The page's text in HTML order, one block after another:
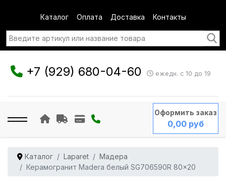
Каталог Оплата Доставка Контакты
+7 (929) 680-04-60 ежедн. с 10 до 19
Оформить заказ
0,00 руб
Каталог Laparet
Мадера
Керамогранит Madera белый SG706590R 80x20